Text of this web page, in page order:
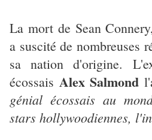
La mort de Sean
a suscité de nombreuses
sa nation d'origine.
écossais Alex Salmond
génial écossais au
stars hollywoodiennes,